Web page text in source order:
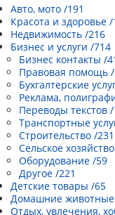
Каталог сайтов
| Регистрация |
Авто, мото /191
Красота и здоровье
Недвижимость /216
Бизнес и услуги /714
Бизнес контакты /
Правовая помощь
Бухгалтерские
Реклама,
Переводы текстов
Транспортные
Строительство /231
Сельское
Оборудование /59
Другое /221
Детские товары /65
Домашние
Отдых, увлечения,